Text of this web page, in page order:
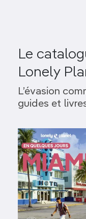
Le
Lonely
L’évasion
guides et